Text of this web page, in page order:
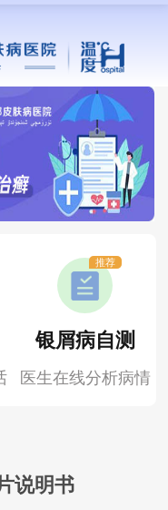
银屑病自测
医生在线分析病情
推荐
说明书